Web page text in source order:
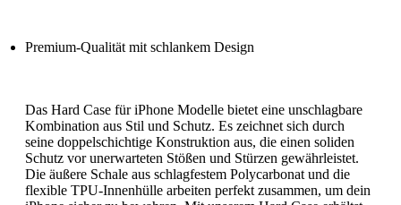
Premium-Qualität mit schlankem Design
Das Hard Case für iPhone Modelle bietet eine unschlagbare
Kombination aus Stil und Schutz. Es zeichnet sich durch
seine doppelschichtige Konstruktion aus, die einen soliden
Schutz vor unerwarteten Stößen und Stürzen gewährleistet.
Die äußere Schale aus schlagfestem Polycarbonat und die
flexible TPU-Innenhülle arbeiten perfekt zusammen, um dein